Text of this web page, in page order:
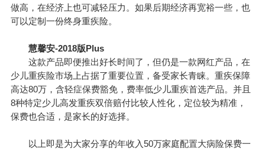
做高，在经济上也可减轻压力。如果后期经济再宽裕一些，也
可以定制一份终身重疾险。
慧馨安-2018版Plus
这款产品即便推出好长时间了，但仍是一款网红产品，在
少儿重疾险市场上占据了重要位置，备受家长青睐。重疾保障
高达80万，含轻症保费豁免，费率低少儿重疾首选产品。并且
8种特定少儿高发重疾双倍赔付比较人性化，定位较为精准，
保费也合适，是家长的好选择。
以上即是为大家分享的年收入50万家庭配置大病险保费一